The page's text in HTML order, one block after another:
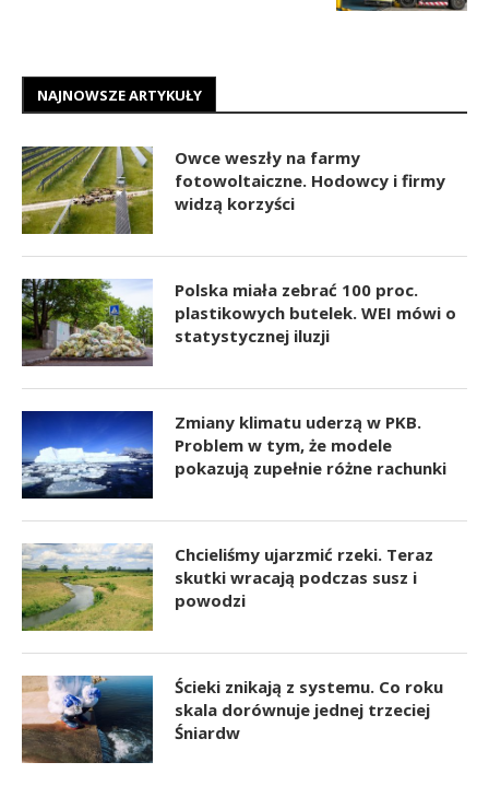
NAJNOWSZE ARTYKUŁY
Owce weszły na farmy
fotowoltaiczne. Hodowcy i firmy
widzą korzyści
Polska miała zebrać 100 proc.
plastikowych butelek. WEI mówi o
statystycznej iluzji
Zmiany klimatu uderzą w PKB.
Problem w tym, że modele
pokazują zupełnie różne rachunki
Chcieliśmy ujarzmić rzeki. Teraz
skutki wracają podczas susz i
powodzi
Ścieki znikają z systemu. Co roku
skala dorównuje jednej trzeciej
Śniardw